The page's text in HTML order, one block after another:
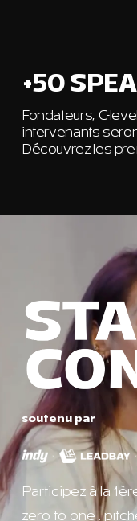
+50
Fondateurs, C-
intervenants
Découvrez les
soutenu par
Participez à la
zero to one :